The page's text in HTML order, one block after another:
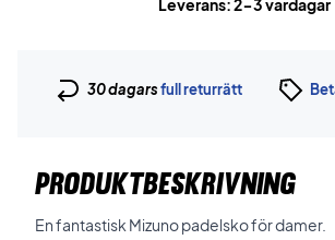
Leverans: 2-3 vardagar
30 dagarsfull returrätt
PRODUKTBESKRIVNING
En fantastisk Mizuno padelsko för damer.